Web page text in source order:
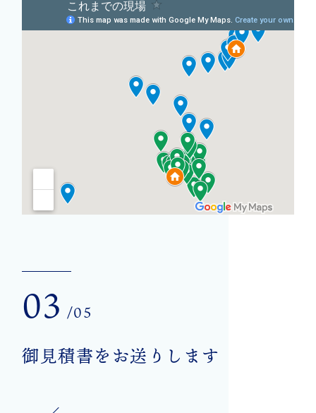
03 /05
御見積書をお送りします